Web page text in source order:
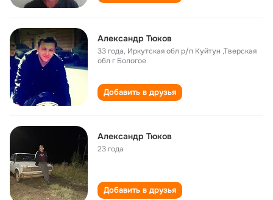
Александр Тюков
33 года, Иркутская обл р/п Куйтун ,Тверская
обл г Бологое
Добавить в друзья
Александр Тюков
23 года
Добавить в друзья